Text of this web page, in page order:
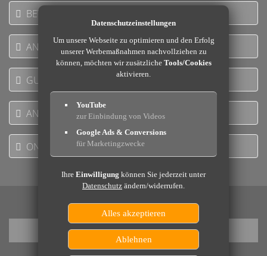
BEWERTUNGEN
ANGEBOTE
GUTSCHEINE
ANFRAGE
ONLINE BUCHEN
Datenschutzeinstellungen
Um unsere Webseite zu optimieren und den Erfolg
unserer Werbemaßnahmen nachvollziehen zu
können, möchten wir zusätzliche Tools/Cookies
aktivieren.
YouTube
zur Einbindung von Videos
Google Ads & Conversions
für Marketingzwecke
Ihre Einwilligung können Sie jederzeit unter
Datenschutz ändern/widerrufen.
Alles akzeptieren
Ablehnen